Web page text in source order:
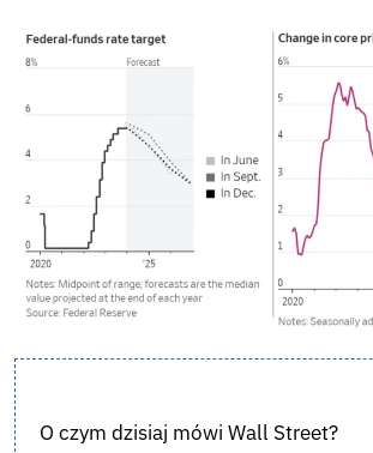
O czym dzisiaj mówi Wall Street?